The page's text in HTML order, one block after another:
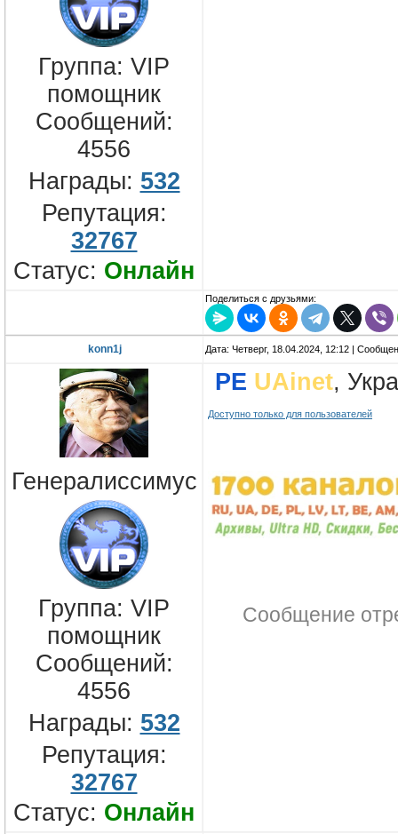
Группа: VIP
помощник
Сообщений:
4556
Награды: 532
Репутация:
32767
Статус: Онлайн
Поделиться с друзьями:
konn1j Дата: Четверг, 18.04.2024, 12:12 |
Генералиссимус
Группа: VIP
помощник
Сообщений:
4556
Награды: 532
Репутация:
32767
Статус: Онлайн
PE UAinet,
Доступно только для пользователей
Сообщение